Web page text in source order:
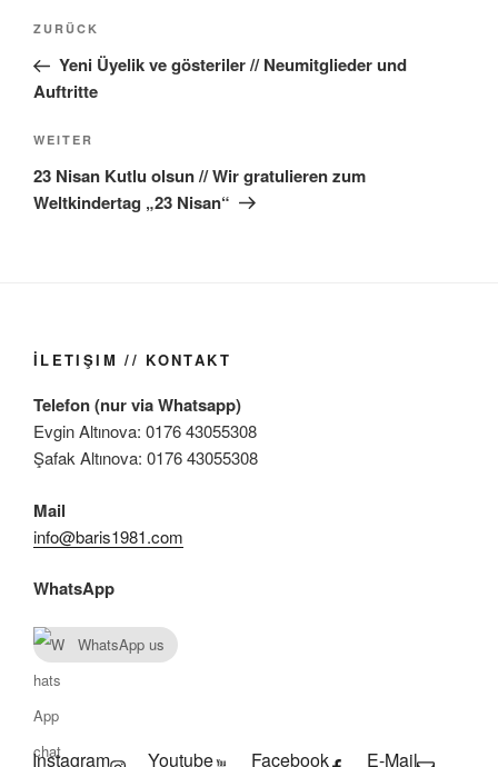
Beitragsnavigation
Vorheriger
Beitrag
ZURÜCK
Yeni Üyelik ve gösteriler // Neumitglieder und
Auftritte
Nächster
Beitrag
WEITER
23 Nisan Kutlu olsun // Wir gratulieren zum
Weltkindertag „23 Nisan“
İLETIŞIM // KONTAKT
Telefon (nur via Whatsapp)
Evgin Altınova: 0176 43055308
Şafak Altınova: 0176 43055308
Mail
info@baris1981.com
WhatsApp
WhatsApp us
Instagram Youtube Facebook E-Mail